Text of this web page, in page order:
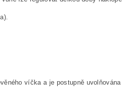
víčka a je postupně